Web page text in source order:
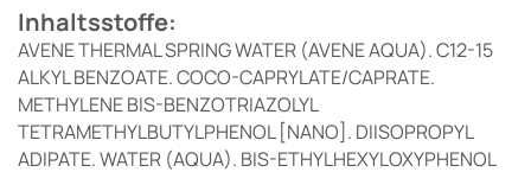
Inhaltsstoffe:
AVENE THERMAL SPRING WATER (AVENE AQUA). C12-15
ALKYL BENZOATE. COCO-CAPRYLATE/CAPRATE.
METHYLENE BIS-BENZOTRIAZOLYL
TETRAMETHYLBUTYLPHENOL [NANO]. DIISOPROPYL
ADIPATE. WATER (AQUA). BIS-ETHYLHEXYLOXYPHENOL